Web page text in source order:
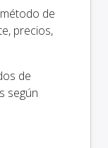
de
precios,
de
según